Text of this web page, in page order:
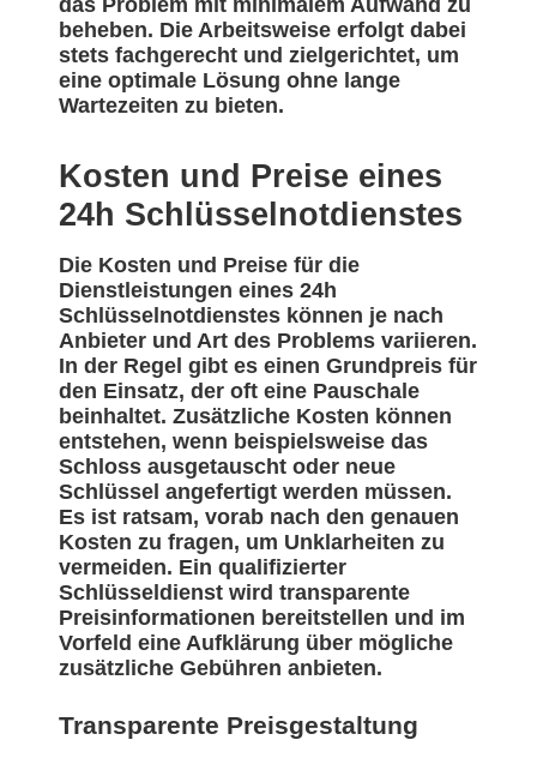
das Problem mit minimalem Aufwand zu
beheben. Die Arbeitsweise erfolgt dabei
stets fachgerecht und zielgerichtet, um
eine optimale Lösung ohne lange
Wartezeiten zu bieten.
Kosten und Preise eines
24h Schlüsselnotdienstes
Die Kosten und Preise für die
Dienstleistungen eines 24h
Schlüsselnotdienstes können je nach
Anbieter und Art des Problems variieren.
In der Regel gibt es einen Grundpreis für
den Einsatz, der oft eine Pauschale
beinhaltet. Zusätzliche Kosten können
entstehen, wenn beispielsweise das
Schloss ausgetauscht oder neue
Schlüssel angefertigt werden müssen.
Es ist ratsam, vorab nach den genauen
Kosten zu fragen, um Unklarheiten zu
vermeiden. Ein qualifizierter
Schlüsseldienst wird transparente
Preisinformationen bereitstellen und im
Vorfeld eine Aufklärung über mögliche
zusätzliche Gebühren anbieten.
Transparente Preisgestaltung